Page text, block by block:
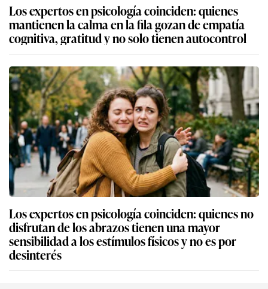
Los expertos en psicología coinciden: quienes
mantienen la calma en la fila gozan de empatía
cognitiva, gratitud y no solo tienen autocontrol
Los expertos en psicología coinciden: quienes no
disfrutan de los abrazos tienen una mayor
sensibilidad a los estímulos físicos y no es por
desinterés